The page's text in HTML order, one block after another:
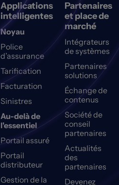
Applications
intelligentes
Noyau
Police
d’assurance
Tarification
Facturation
Sinistres
Au-delà de
l'essentiel
Portail assuré
Portail
distributeur
Gestion de la
Partenaires
et place de
marché
Intégrateurs
de systèmes
Partenaires
solutions
Échange de
contenus
Société de
conseil
partenaires
Actualités
des
partenaires
Devenez